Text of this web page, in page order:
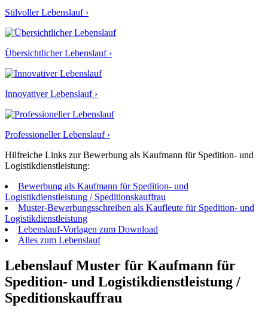
Stilvoller Lebenslauf ›
Übersichtlicher Lebenslauf ›
Innovativer Lebenslauf ›
Professioneller Lebenslauf ›
Hilfreiche Links zur Bewerbung als Kaufmann für Spedition- und
Logistikdienstleistung:
Bewerbung als Kaufmann für Spedition- und
Logistikdienstleistung / Speditionskauffrau
Muster-Bewerbungsschreiben als Kaufleute für Spedition- und
Logistikdienstleistung
Lebenslauf-Vorlagen zum Download
Alles zum Lebenslauf
Lebenslauf Muster für Kaufmann für
Spedition- und Logistikdienstleistung /
Speditionskauffrau